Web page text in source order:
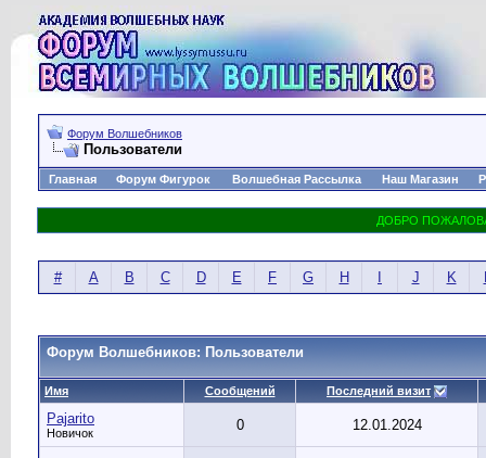
Форум Волшебников
Пользователи
Главная Форум Фигурок Волшебная Рассылка Наш Магазин
# A B C D E F G H J K
Форум Волшебников: Пользователи
Имя Сообщений Последний визит
Pajarito
Новичок 0 12.01.2024